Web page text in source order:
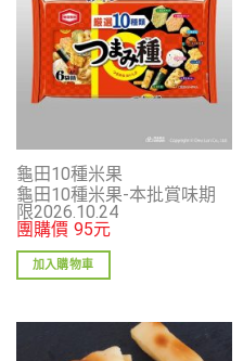
龜田10種米果
龜田10種米果-本批賞味期
限2026.10.24
團購價 95元
加入購物車